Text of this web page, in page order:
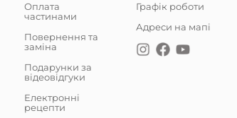
Оплата
частинами
Повернення та
заміна
Подарунки за
відеовідгуки
Електронні
рецепти
Графік роботи
Адреси на мапі